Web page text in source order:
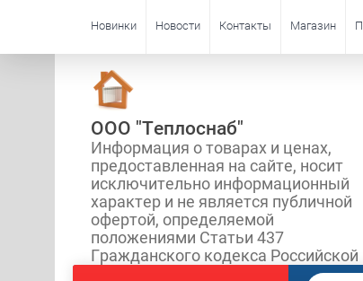
Новинки Новости Контакты Магазин
ООО "Теплоснаб"
Информация о товарах и ценах,
предоставленная на сайте, носит
исключительно информационный
характер и не является публичной
офертой, определяемой
положениями Статьи 437
Гражданского кодекса Российской